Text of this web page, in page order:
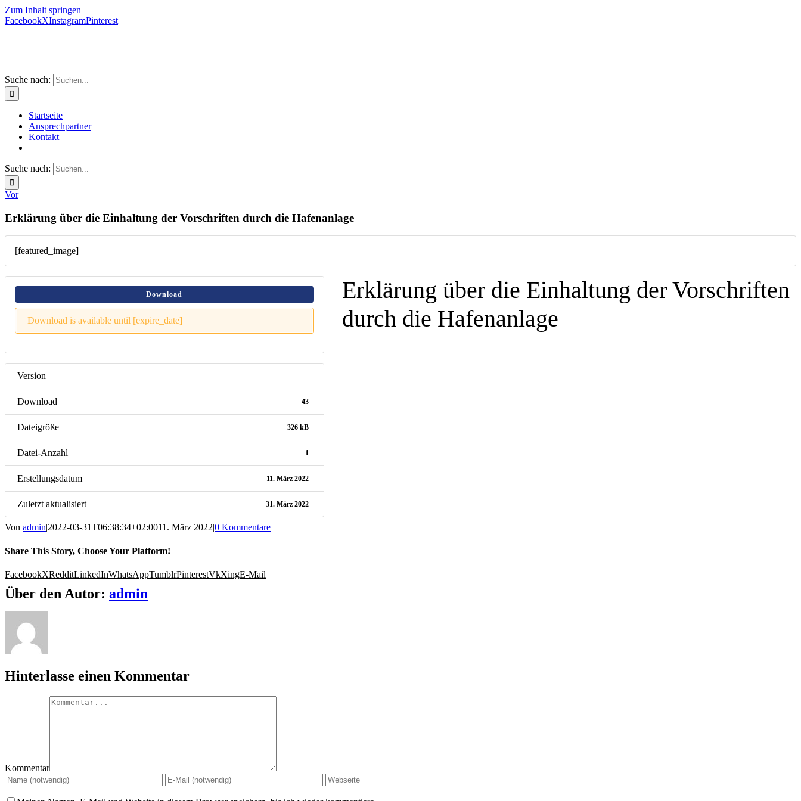
Zum Inhalt springen
FacebookXInstagramPinterest
Suche nach:
Startseite
Ansprechpartner
Kontakt
Suche nach:
Vor
Erklärung über die Einhaltung der Vorschriften durch die Hafenanlage
[featured_image]
Download
Download is available until [expire_date]
Version
Download 43
Dateigröße 326 kB
Datei-Anzahl 1
Erstellungsdatum 11. März 2022
Zuletzt aktualisiert 31. März 2022
Erklärung über die Einhaltung der Vorschriften
durch die Hafenanlage
Von admin|2022-03-31T06:38:34+02:0011. März 2022|0 Kommentare
Share This Story, Choose Your Platform!
FacebookXRedditLinkedInWhatsAppTumblrPinterestVkXingE-Mail
Über den Autor: admin
Hinterlasse einen Kommentar
Kommentar